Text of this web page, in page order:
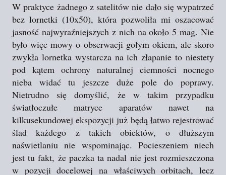
W praktyce żadnego z satelitów nie dało się wypatrzeć
bez lornetki (10x50), która pozwoliła mi oszacować
jasność najwyraźniejszych z nich na około 5 mag. Nie
było więc mowy o obserwacji gołym okiem, ale skoro
zwykła lornetka wystarcza na ich złapanie to niestety
pod kątem ochrony naturalnej ciemności nocnego
nieba widać tu jeszcze duże pole do poprawy.
Nietrudno się domyślić, że w takim przypadku
światłoczułe matryce aparatów nawet na
kilkusekundowej ekspozycji już będą łatwo rejestrować
ślad każdego z takich obiektów, o dłuższym
naświetlaniu nie wspominając. Pocieszeniem niech
jest tu fakt, że paczka ta nadal nie jest rozmieszczona
w pozycji docelowej na właściwych orbitach, lecz